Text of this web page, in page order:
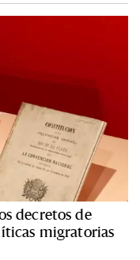
decretos de
migratorias